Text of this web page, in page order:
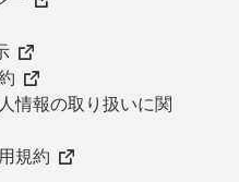
情報の取り扱いに関
規約